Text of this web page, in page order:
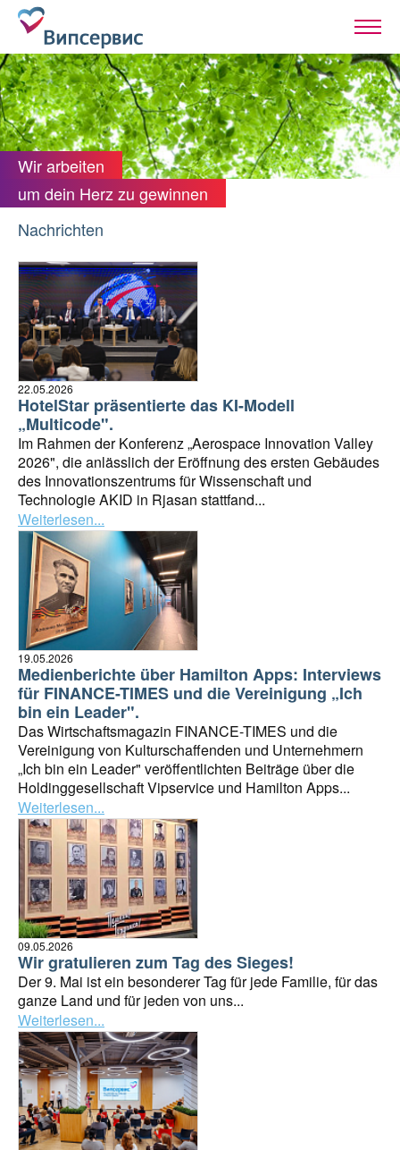
Wir arbeiten
um dein Herz zu gewinnen
Nachrichten
HotelStar präsentierte das KI-Modell
„Multicode".
Im Rahmen der Konferenz „Aerospace Innovation Valley
2026", die anlässlich der Eröffnung des ersten Gebäudes
des Innovationszentrums für Wissenschaft und
Technologie AKID in Rjasan stattfand...
22.05.2026
Weiterlesen...
Medienberichte über Hamilton Apps: Interviews
für FINANCE-TIMES und die Vereinigung „Ich
bin ein Leader".
Das Wirtschaftsmagazin FINANCE-TIMES und die
Vereinigung von Kulturschaffenden und Unternehmern
„Ich bin ein Leader" veröffentlichten Beiträge über die
Holdinggesellschaft Vipservice und Hamilton Apps...
19.05.2026
Weiterlesen...
Wir gratulieren zum Tag des Sieges!
Der 9. Mai ist ein besonderer Tag für jede Familie, für das
ganze Land und für jeden von uns...
09.05.2026
Weiterlesen...